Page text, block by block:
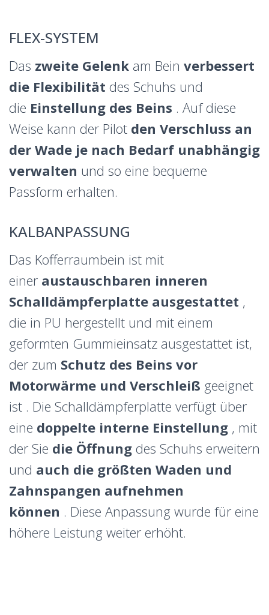
FLEX-SYSTEM
Das zweite Gelenk am Bein verbessert
die Flexibilität des Schuhs und
die Einstellung des Beins . Auf diese
Weise kann der Pilot den Verschluss an
der Wade je nach Bedarf unabhängig
verwalten und so eine bequeme
Passform erhalten.
KALBANPASSUNG
Das Kofferraumbein ist mit
einer austauschbaren inneren
Schalldämpferplatte ausgestattet ,
die in PU hergestellt und mit einem
geformten Gummieinsatz ausgestattet ist,
der zum Schutz des Beins vor
Motorwärme und Verschleiß geeignet
ist . Die Schalldämpferplatte verfügt über
eine doppelte interne Einstellung , mit
der Sie die Öffnung des Schuhs erweitern
und auch die größten Waden und
Zahnspangen aufnehmen
können . Diese Anpassung wurde für eine
höhere Leistung weiter erhöht.